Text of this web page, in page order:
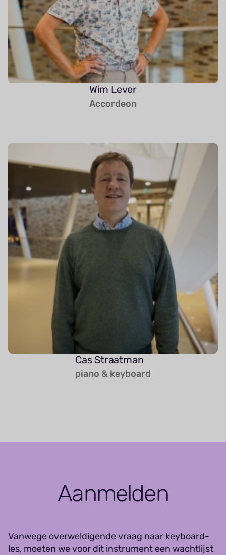
Wim Lever
Accordeon
Cas Straatman
piano & keyboard
Aanmelden
Vanwege overweldigende vraag naar keyboard-
les, moeten we voor dit instrument een wachtlijst